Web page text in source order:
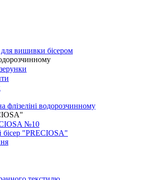
вишивки бісером
флізеліні водорозчинному
№10
бісер "PRECIOSA"